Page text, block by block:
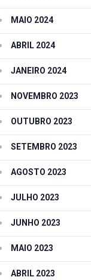
MAIO 2024
ABRIL 2024
JANEIRO 2024
NOVEMBRO 2023
OUTUBRO 2023
SETEMBRO 2023
AGOSTO 2023
JULHO 2023
JUNHO 2023
MAIO 2023
ABRIL 2023